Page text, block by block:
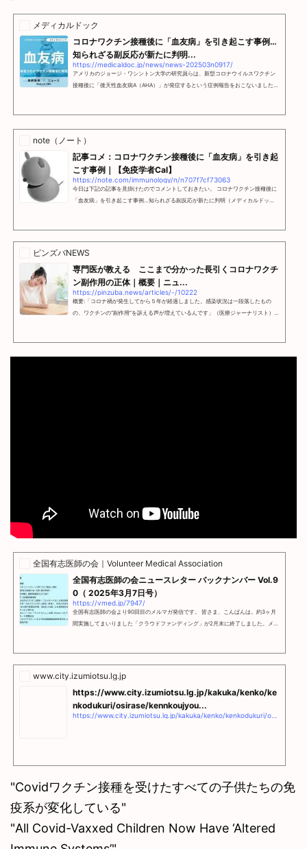
メディカルドック
コロナワクチン接種後に「血友病」を引き起こす事例…
知られざる副反応が新たに判明...
https://medicaldoc.jp/news/news-202503n0917/
アメリカのジョージ・ワシントン大学の研究員らは、新型コロナウイルスワクチン
接種後に「後天性血友病A（AHA）」が発症するという症例報告をおこないました。
note（ノート）
記事コメ：コロナワクチン接種後に「血友病」を引き起
こす事例｜【免疫学者Cal】
https://note.com/immunology/n/n707f7cf73063
今日は下記の記事を見掛けたのでコメントしておきたい。 コロナワクチン接種後に
「血友病」を引き起こす事例…知られざる副反応が新たに判明（メディカルドッ
は、新型コロナウイルスワクチン接種後に「後天性血友病A...
ピンズバNEWS
専門医が教える ここまで分かった長引くコロナワクチ
ン副作用の正体｜概要｜ニュ...
https://pinzuba.news/articles/-/10222
概要:「コロナ禍が発生してから５年が経過しました。感染状況は一段落したもの
の、ワクチンの“副作用”を訴える声が増えているんです」（医療ジャーナリスト）
全国有志医師の会｜Volunteer Medical Association
全国有志医師の会ニュースレター バックナンバー Vol.9
0（ 2025年3月7日号）
https://vmed.jp/7947/
全国有志医師の会より90回目のメルマガ発信です。 皆さま、こんばんは。約3ヶ月
間実施してまいりました「クラウドファンディング」が2月末に終了しました。メル
www.city.izumiotsu.lg.jp
https://www.city.izumiotsu.lg.jp/kakuka/kenko/ke
nkodukuri/osirase/kennkoujyou...
"Covidワクチン接種を受けたすべての子供たちの免
疫系が変化している"
"All Covid-Vaxxed Children Now Have ‘Altered